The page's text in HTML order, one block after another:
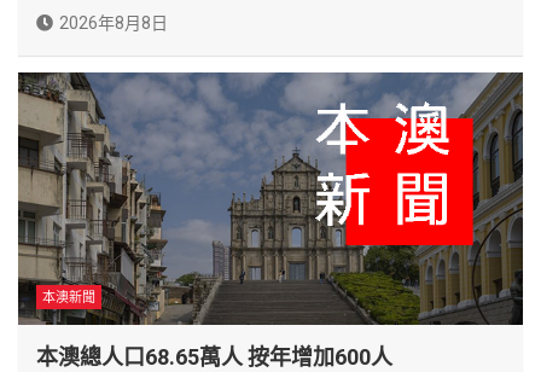
2026年8月8日
本澳新聞
本澳總人口68.65萬人 按年增加600人